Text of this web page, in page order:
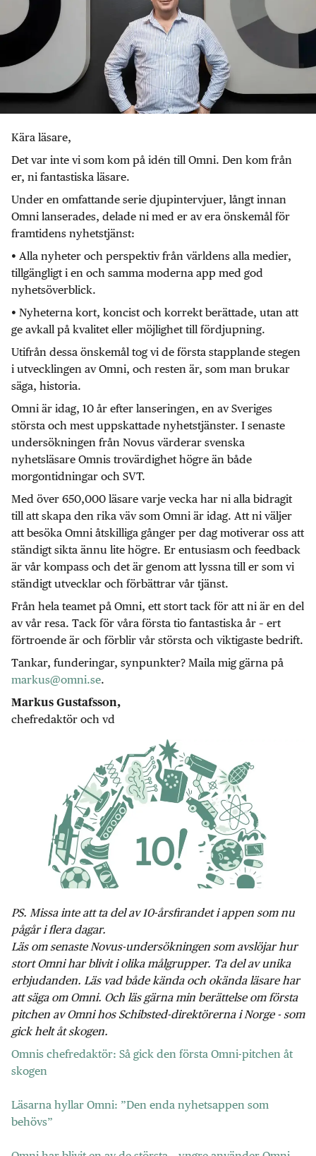
Kära läsare,
Det var inte vi som kom på idén till Omni. Den kom från
er, ni fantastiska läsare.
Under en omfattande serie djupintervjuer, långt innan
Omni lanserades, delade ni med er av era önskemål för
framtidens nyhetstjänst:
• Alla nyheter och perspektiv från världens alla medier,
tillgängligt i en och samma moderna app med god
nyhetsöverblick.
• Nyheterna kort, koncist och korrekt berättade, utan att
ge avkall på kvalitet eller möjlighet till fördjupning.
Utifrån dessa önskemål tog vi de första stapplande stegen
i utvecklingen av Omni, och resten är, som man brukar
säga, historia.
Omni är idag, 10 år efter lanseringen, en av Sveriges
största och mest uppskattade nyhetstjänster. I senaste
undersökningen från Novus värderar svenska
nyhetsläsare Omnis trovärdighet högre än både
morgontidningar och SVT.
Med över 650,000 läsare varje vecka har ni alla bidragit
till att skapa den rika väv som Omni är idag. Att ni väljer
att besöka Omni åtskilliga gånger per dag motiverar oss att
ständigt sikta ännu lite högre. Er entusiasm och feedback
är vår kompass och det är genom att lyssna till er som vi
ständigt utvecklar och förbättrar vår tjänst.
Från hela teamet på Omni, ett stort tack för att ni är en del
av vår resa. Tack för våra första tio fantastiska år – ert
förtroende är och förblir vår största och viktigaste bedrift.
Tankar, funderingar, synpunkter? Maila mig gärna på
markus@omni.se.
Markus Gustafsson,
chefredaktör och vd
PS. Missa inte att ta del av 10-årsfirandet i appen som nu
pågår i flera dagar.
Läs om senaste Novus-undersökningen som avslöjar hur
stort Omni har blivit i olika målgrupper. Ta del av unika
erbjudanden. Läs vad både kända och okända läsare har
att säga om Omni. Och läs gärna min berättelse om första
pitchen av Omni hos Schibsted-direktörerna i Norge - som
gick helt åt skogen.
Omnis chefredaktör: Så gick den första Omni-pitchen åt
skogen
Läsarna hyllar Omni: ”Den enda nyhetsappen som
behövs”